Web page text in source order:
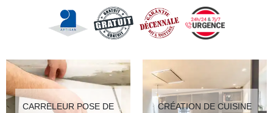
CARRELEUR POSE DE
CRÉATION DE CUISINE